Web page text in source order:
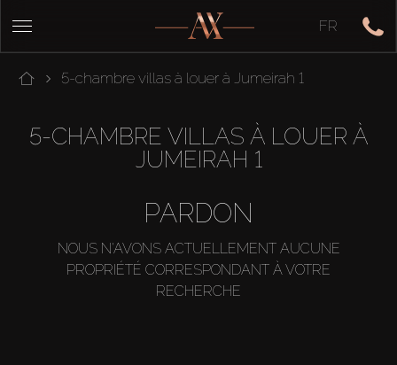
FR
5-chambre villas à louer à Jumeirah 1
5-CHAMBRE VILLAS À LOUER À
JUMEIRAH 1
PARDON
NOUS N'AVONS ACTUELLEMENT AUCUNE
PROPRIÉTÉ CORRESPONDANT À VOTRE
RECHERCHE